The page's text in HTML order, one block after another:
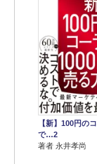
【新】100円の
で…2
著者 永井孝尚